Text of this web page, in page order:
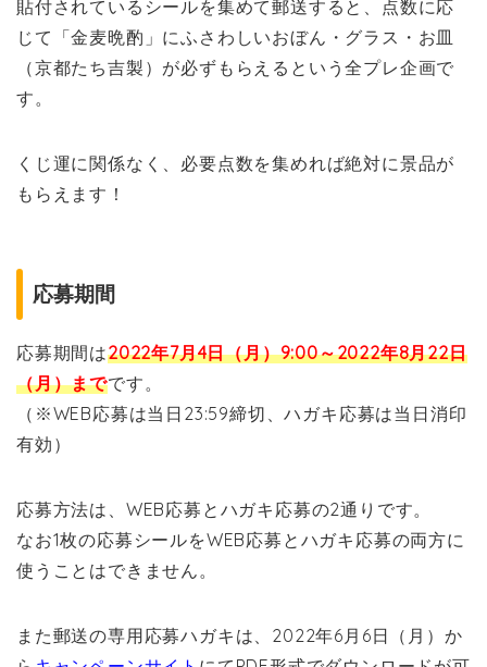
貼付されているシールを集めて郵送すると、点数に応
じて「金麦晩酌」にふさわしいおぼん・グラス・お皿
（京都たち吉製）が必ずもらえるという全プレ企画で
す。
くじ運に関係なく、必要点数を集めれば絶対に景品が
もらえます！
応募期間
応募期間は2022年7月4日（月）9:00～2022年8月22日
（月）までです。
（※WEB応募は当日23:59締切、ハガキ応募は当日消印
有効）
応募方法は、WEB応募とハガキ応募の2通りです。
なお1枚の応募シールをWEB応募とハガキ応募の両方に
使うことはできません。
また郵送の専用応募ハガキは、2022年6月6日（月）か